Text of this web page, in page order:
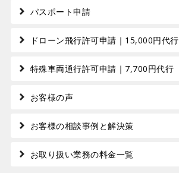
パスポート申請
ドローン飛行許可申請｜15,000円代行
特殊車両通行許可申請｜7,700円代行
お客様の声
お客様の相談事例と解決策
お取り扱い業務の料金一覧